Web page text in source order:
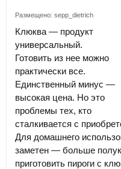
Размещено: sepp_dietrich
Клюква — продукт
универсальный.
Готовить из нее можно
практически все.
Единственный минус —
высокая цена. Но это
проблемы тех, кто
сталкивается с
Для домашнего
заметен — больше
приготовить пироги с